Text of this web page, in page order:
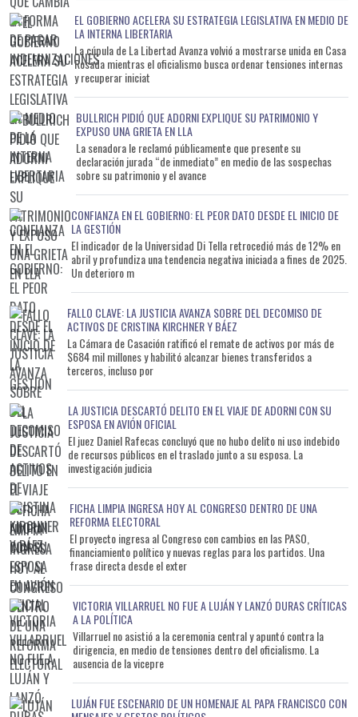
el país, que ha evadido impuestos y ha roto la confianza con
toda la sociedad”, manifestó. En ese contexto, remarcó la
relevancia institucional del cargo que ocupa Adorni dentro del
esquema de gobierno y consideró que la situación no puede
seguir postergándose. “Estamos hablando nada menos que del
jefe de Gabinete, que tiene rango constitucional, maneja el
presupuesto de la Nación, distribuye las partidas y firma los
decretos”, enfatizó. La postura del PRO, según indicó Goerling,
no constituye una reacción aislada sino una posición que el
partido viene sosteniendo desde hace tiempo mediante
distintos comunicados y declaraciones públicas. El senador
aseguró además que la estrategia cuenta con el respaldo
explícito del ex presidente Mauricio Macri, una señal política
que refuerza el posicionamiento adoptado por el espacio
opositor. “Nosotros venimos manifestando públicamente que
Adorni tiene que dar un paso al costado o que el Presidente lo
saque. Esa es la posición del partido”, sostuvo. En paralelo, el
dirigente consideró que un cambio dentro del gabinete
nacional podría permitir recuperar confianza institucional y
destrabar temas que, según su visión, permanecen demorados
por la crisis política. “Es el momento de cambiar de aire y de
poner otro ministro para que recupere la confianza en las
instituciones y permita avanzar en muchos temas que hoy
están frenados”, señaló. La discusión promete convertirse en
uno de los principales focos políticos de la semana y podría
abrir un nuevo frente de conflicto para el Gobierno nacional,
que enfrenta crecientes cuestionamientos desde sectores que
hasta hace pocos meses mantenían posiciones más cercanas
al oficialismo.
EL GOBIERNO ACELERA SU ESTRATEGIA LEGISLATIVA EN MEDIO DE
LA INTERNA LIBERTARIA
La cúpula de La Libertad Avanza volvió a mostrarse unida en Casa
Rosada mientras el oficialismo busca ordenar tensiones internas
y recuperar iniciat
BULLRICH PIDIÓ QUE ADORNI EXPLIQUE SU PATRIMONIO Y
EXPUSO UNA GRIETA EN LLA
La senadora le reclamó públicamente que presente su
declaración jurada “de inmediato” en medio de las sospechas
sobre su patrimonio y el avance
CONFIANZA EN EL GOBIERNO: EL PEOR DATO DESDE EL INICIO DE
LA GESTIÓN
El indicador de la Universidad Di Tella retrocedió más de 12% en
abril y profundiza una tendencia negativa iniciada a fines de 2025.
Un deterioro m
FALLO CLAVE: LA JUSTICIA AVANZA SOBRE DEL DECOMISO DE
ACTIVOS DE CRISTINA KIRCHNER Y BÁEZ
La Cámara de Casación ratificó el remate de activos por más de
$684 mil millones y habilitó alcanzar bienes transferidos a
terceros, incluso por
LA JUSTICIA DESCARTÓ DELITO EN EL VIAJE DE ADORNI CON SU
ESPOSA EN AVIÓN OFICIAL
El juez Daniel Rafecas concluyó que no hubo delito ni uso indebido
de recursos públicos en el traslado junto a su esposa. La
investigación judicia
FICHA LIMPIA INGRESA HOY AL CONGRESO DENTRO DE UNA
REFORMA ELECTORAL
El proyecto ingresa al Congreso con cambios en las PASO,
financiamiento político y nuevas reglas para los partidos. Una
frase directa desde el exter
VICTORIA VILLARRUEL NO FUE A LUJÁN Y LANZÓ DURAS CRÍTICAS
A LA POLÍTICA
Villarruel no asistió a la ceremonia central y apuntó contra la
dirigencia, en medio de tensiones dentro del oficialismo. La
ausencia de la vicepre
LUJÁN FUE ESCENARIO DE UN HOMENAJE AL PAPA FRANCISCO CON